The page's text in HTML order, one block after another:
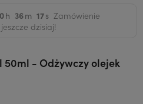
36 16
Zamówienie
dzisiaj!
50ml - Odżywczy olejek